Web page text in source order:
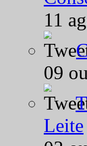
11
09
Leite